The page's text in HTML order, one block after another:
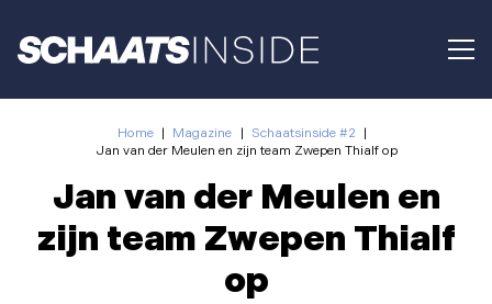
Home | Magazine | Schaatsinside #2 |
Jan van der Meulen en zijn team Zwepen Thialf op
Jan van der Meulen en
zijn team Zwepen Thialf
op